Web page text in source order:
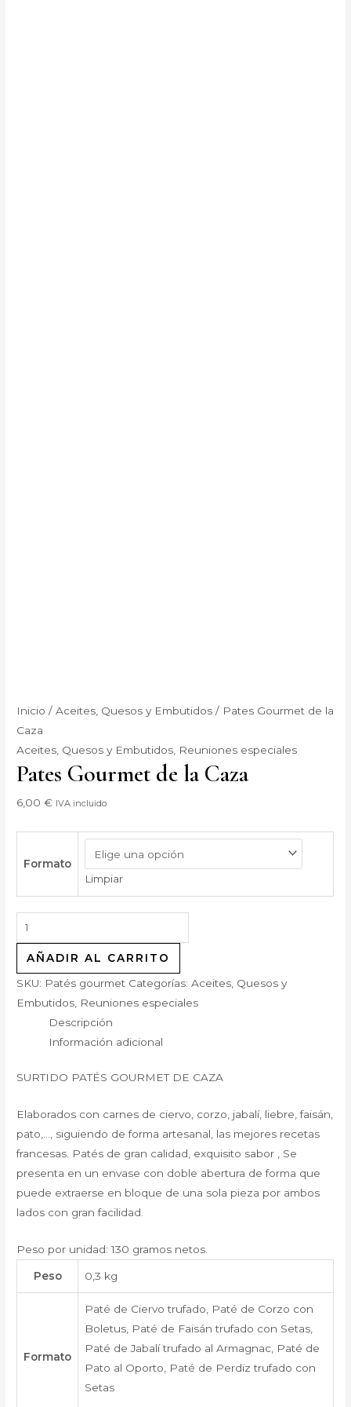
Inicio /Aceites, Quesos y Embutidos / Pates Gourmet de la
Caza
Aceites, Quesos y Embutidos Reuniones especiales
Pates Gourmet de la Caza
6,00€ IVA incluido
Formato
Limpiar
AÑADIR AL CARRITO
SKU: Patés gourmet Categorías:Aceites, Quesos y
Embutidos Reuniones especiales
Descripción
Información adicional
SURTIDO PATÉS GOURMET DE CAZA
Elaborados con carnes de ciervo, corzo, jabalí, liebre, faisán,
pato,…, siguiendo de forma artesanal, las mejores recetas
francesas. Patés de gran calidad, exquisito sabor , Se
presenta en un envase con doble abertura de forma que
puede extraerse en bloque de una sola pieza por ambos
lados con gran facilidad.
Peso por unidad: 130 gramos netos.
Peso 0,3 kg
Formato
Paté de Ciervo trufado, Paté de Corzo con
Boletus, Paté de Faisán trufado con Setas,
Paté de Jabalí trufado al Armagnac, Paté de
Pato al Oporto, Paté de Perdiz trufado con
Setas